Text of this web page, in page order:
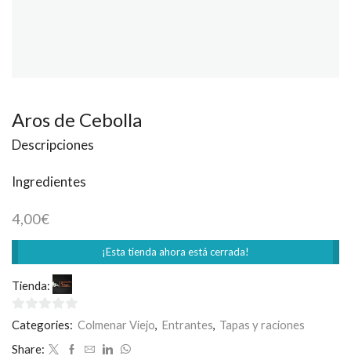
Aros de Cebolla
Descripciones
Ingredientes
4,00€
¡Esta tienda ahora está cerrada!
Tienda:
0
5
Categories: Colmenar Viejo Entrantes Tapas y raciones
Share: